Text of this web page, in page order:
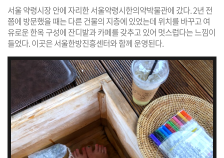
서울 약령시장 안에 자리한 서울약령시한의약박물관에 갔다. 2년 전
쯤에 방문했을 때는 다른 건물의 지층에 있었는데 위치를 바꾸고 여
유로운 한옥 구성에 잔디밭과 카페를 갖추고 있어 멋스럽다는 느낌이
들었다. 이곳은 서울한방진흥센터와 함께 운영된다.